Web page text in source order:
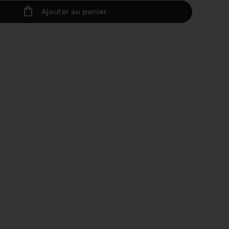
Ajouter au panier